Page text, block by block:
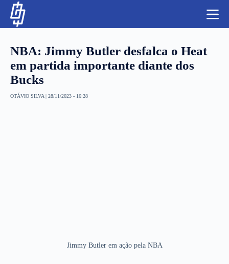
NBA: Jimmy Butler desfalca o Heat
em partida importante diante dos
Bucks
OTÁVIO SILVA | 28/11/2023 - 16:28
Jimmy Butler em ação pela NBA